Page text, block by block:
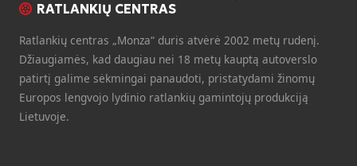
RATLANKIŲ CENTRAS
Ratlankių centras „Monza“ duris atvėrė 2002 metų rudenį.
Džiaugiamės, kad daugiau nei 18 metų kauptą autoverslo
patirtį galime sėkmingai panaudoti, pristatydami žinomų
Europos lengvojo lydinio ratlankių gamintojų produkciją
Lietuvoje.